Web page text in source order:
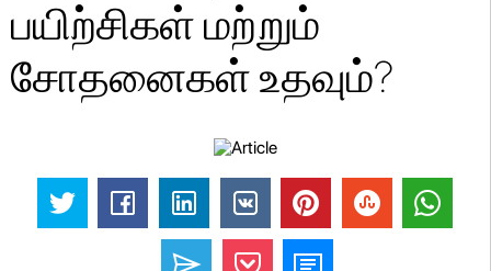
பயிற்சிகள் மற்றும்
சோதனைகள் உதவும்?